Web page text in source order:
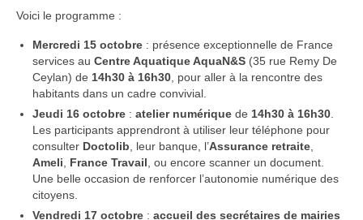
Voici le programme :
Mercredi 15 octobre : présence exceptionnelle de France
services au Centre Aquatique AquaN&S (35 rue Remy De
Ceylan) de 14h30 à 16h30 , pour aller à la rencontre des
habitants dans un cadre convivial.
Jeudi 16 octobre : atelier numérique de 14h30 à 16h30
Les participants apprendront à utiliser leur téléphone pour
consulter Doctolib , leur banque, l’Assurance retraite
Ameli
France Travail , ou encore scanner un document.
Une belle occasion de renforcer l’autonomie numérique des
citoyens.
Vendredi 17 octobre : accueil des secrétaires de mairies